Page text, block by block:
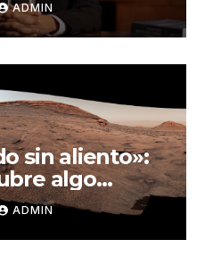
ADMIN
sin aliento»:
algo
ADMIN